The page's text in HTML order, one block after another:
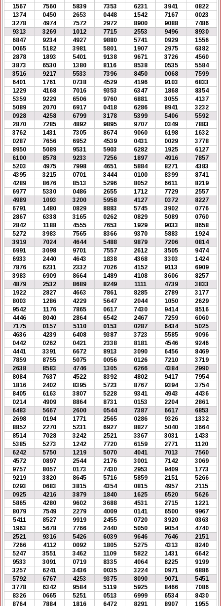
1567
7560 5839 7353 6231 3941
0822
1374
0450 2653 0448 1542 7167
0023
3278
4974 7572 2972 8900 9088
7486
9313
3269 1012 7715 2553 9496
8930
6847
9234 4927 9880 5741 0929
1556
0065
5182 3981 5801 1907 2975
6382
2878
1893 5401 9138 9671 3726
4560
3873
6530 1380 8116 8538 0535
5584
3516
9217 5533 7396 8450 0068
7599
6401
1761 0738 4529 4196 9103
6833
1229
4168 7016 9353 6347 1868
8354
5359
9229 6506 9760 6881 3055
4137
5089
2070 6917 0418 6286 8941
3232
0928
4258 6799 3178 5399 5406
5592
2870
7285 4892 9895 9707 0349
7883
3762
1431 7305 8674 9060 6198
1632
0287
7656 6952 4539 0431 0029
3778
8950
5089 9531 5903 6282 1925
6127
6100
8578 9233 7256 1897 4916
7857
5203
4975 7998 4651 5884 8271
4383
4395
3215 0701 3444 0100 8399
8741
4289
8676 8513 5296 8052 6611
8219
6977
5330 0486 2655 1712 7729
2557
4989
1093 3200 5958 4127 0372
8227
6791
1480 0829 8883 5745 3902
0776
2867
6338 3165 0262 0829 5089
0760
2842
1188 4555 7653 1929 9033
8658
5272
3983 7565 8366 9370 5883
1924
3919
7024 4644 5488 9879 7206
0814
6991
3098 9701 7557 2612 3505
9474
6933
2440 4643 1838 4368 3303
1424
7876
6231 2332 7026 4152 9113
6909
3983
6909 8664 1489 4108 3606
8257
4879
2532 8689 8249 1111 4739
3833
1922
2827 4663 7861 8285 2789
3177
8003
1286 4229 5647 2044 1050
2629
9542
1176 7865 0617 7430 9414
8516
4446
8040 2864 6542 2467 7259
6060
7175
0157 5110 0153 0287 6434
5025
4636
4239 6408 9387 3723 5585
9096
0442
0262 0421 2338 8181 4546
9246
4441
3391 6672 8913 3090 6456
8469
7859
8755 5075 0056 0126 7210
3719
2638
8583 4746 1305 6266 4384
2990
8084
7637 4522 8392 4802 9417
7954
1816
2402 8395 5723 8767 9394
3754
8405
6163 3807 5228 9341 4943
4436
0214
4909 8864 8731 0153 2204
2861
6483
5667 2600 0544 7387 6617
6853
2698
0194 1771 2565 0286 9326
1332
8852
2270 5231 6927 8827 5040
3664
8514
7028 3242 2521 3367 3031
1433
5385
5273 1242 7720 6159 2771
1120
6242
5750 1219 5070 4041 7013
7560
4572
0897 2544 2176 3001 7142
3069
9757
8057 0173 7430 2953 9409
1773
9219
3820 8645 5716 5859 2151
5266
0293
0683 3815 4354 0815 4957
2115
0925
4216 3879 1840 1625 6520
5626
5865
4280 9602 3688 4531 2715
1221
8079
7549 2279 4009 0141 6500
9967
5411
8527 9919 2455 0720 3920
0363
1963
5678 7766 2440 5050 9054
4740
2521
9316 5426 6039 9646 7646
2151
7266
4112 0092 1805 5275 4313
8240
5247
3551 3462 1109 5822 1431
6642
9533
3091 0719 8335 4064 8225
9199
3257
6241 3436 0035 3224 0971
6886
5792
6767 4253 9375 8090 9071
5451
3778
6342 9584 5119 5925 8466
7086
8326
0665 5251 0513 6999 6534
8430
8764
7884 1816 6472 8291 8907 1955